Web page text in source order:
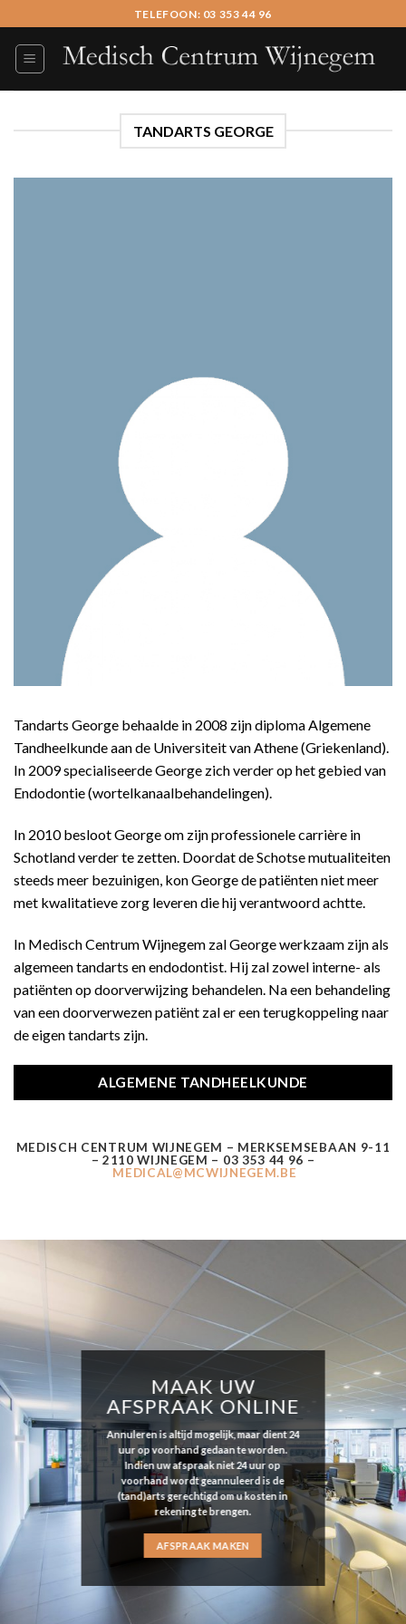
to
content
TELEFOON: 03 353 44 96
TANDARTS GEORGE
Tandarts George behaalde in 2008 zijn diploma Algemene
Tandheelkunde aan de Universiteit van Athene (Griekenland).
In 2009 specialiseerde George zich verder op het gebied van
Endodontie (wortelkanaalbehandelingen).
In 2010 besloot George om zijn professionele carrière in
Schotland verder te zetten. Doordat de Schotse mutualiteiten
steeds meer bezuinigen, kon George de patiënten niet meer
met kwalitatieve zorg leveren die hij verantwoord achtte.
In Medisch Centrum Wijnegem zal George werkzaam zijn als
algemeen tandarts en endodontist. Hij zal zowel interne- als
patiënten op doorverwijzing behandelen. Na een behandeling
van een doorverwezen patiënt zal er een terugkoppeling naar
de eigen tandarts zijn.
ALGEMENE TANDHEELKUNDE
MEDISCH CENTRUM WIJNEGEM – MERKSEMSEBAAN 9-11
– 2110 WIJNEGEM – 03 353 44 96 –
MEDICAL@MCWIJNEGEM.BE
MAAK UW
AFSPRAAK ONLINE
Annuleren is altijd mogelijk, maar dient 24
uur op voorhand gedaan te worden.
Indien uw afspraak niet 24 uur op
voorhand wordt geannuleerd is de
(tand)arts gerechtigd om u kosten in
rekening te brengen.
AFSPRAAK MAKEN